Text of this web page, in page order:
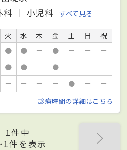
科 小児科 すべて見る
火 水 木 金 土 日
祝
● ● － ● － －
－
● ● － ● － －
－
－ － － － ● －
－
診療時間の詳細はこちら
1件中
1件を表示